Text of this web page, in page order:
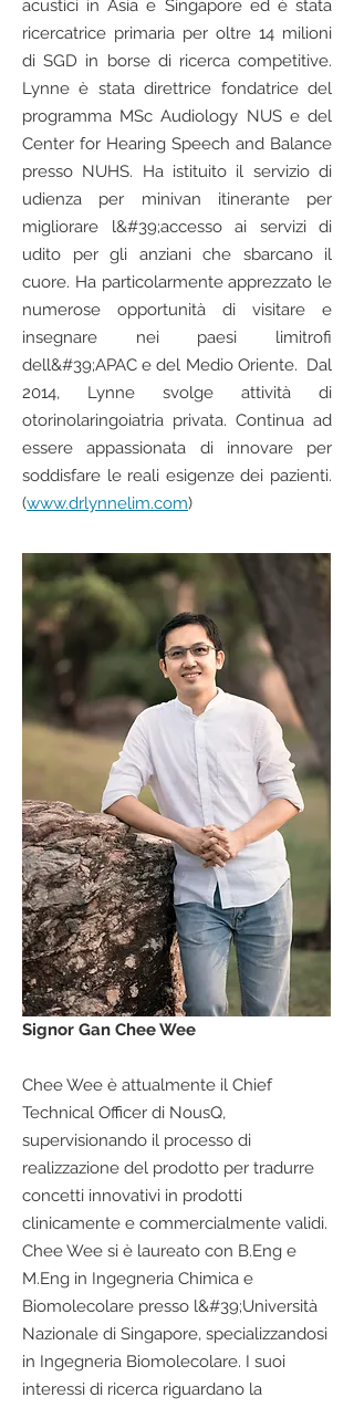
acustici in Asia e Singapore ed è stata
ricercatrice primaria per oltre 14 milioni
di SGD in borse di ricerca competitive.
Lynne è stata direttrice fondatrice del
programma MSc Audiology NUS e del
Center for Hearing Speech and Balance
presso NUHS. Ha istituito il servizio di
udienza per minivan itinerante per
migliorare l&#39;accesso ai servizi di
udito per gli anziani che sbarcano il
cuore. Ha particolarmente apprezzato le
numerose opportunità di visitare e
insegnare nei paesi limitrofi
dell&#39;APAC e del Medio Oriente. Dal
2014, Lynne svolge attività di
otorinolaringoiatria privata. Continua ad
essere appassionata di innovare per
soddisfare le reali esigenze dei pazienti.
(www.drlynnelim.com)
Signor Gan Chee Wee
Chee Wee è attualmente il Chief
Technical Officer di NousQ,
supervisionando il processo di
realizzazione del prodotto per tradurre
concetti innovativi in prodotti
clinicamente e commercialmente validi.
Chee Wee si è laureato con B.Eng e
M.Eng in Ingegneria Chimica e
Biomolecolare presso l&#39;Università
Nazionale di Singapore, specializzandosi
in Ingegneria Biomolecolare. I suoi
interessi di ricerca riguardano la